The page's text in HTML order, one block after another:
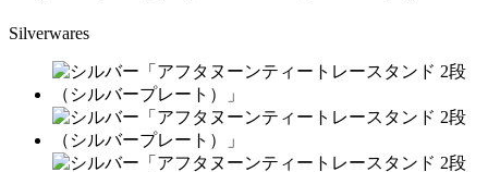
Silverwares